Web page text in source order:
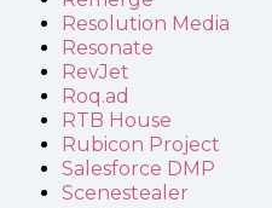
Resolution Media
Resonate
RevJet
Roq.ad
RTB House
Rubicon Project
Salesforce DMP
Scenestealer